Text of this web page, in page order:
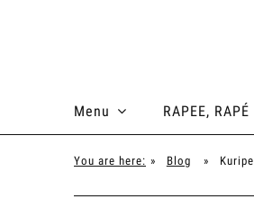
Menu RAPEE, RAPÉ
You are here: » Blog » Kuripe